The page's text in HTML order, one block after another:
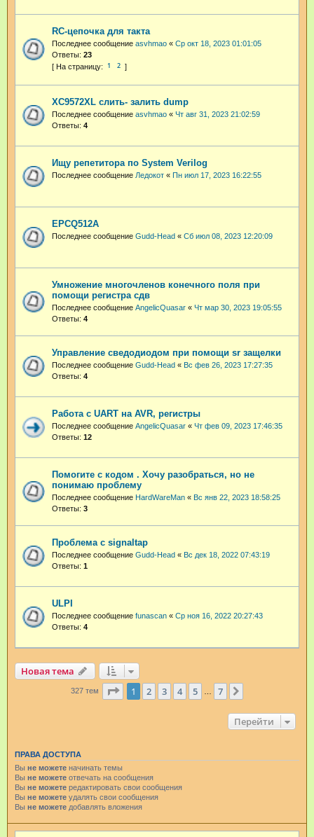
RC-цепочка для такта
Последнее сообщение asvhmao « Ср окт 18, 2023 01:01:05
Ответы: 23
1 2
XC9572XL слить- залить dump
Последнее сообщение asvhmao « Чт авг 31, 2023 21:02:59
Ответы: 4
Ищу репетитора по System Verilog
Последнее сообщение Ледокот « Пн июл 17, 2023 16:22:55
EPCQ512A
Последнее сообщение Gudd-Head « Сб июл 08, 2023 12:20:09
Умножение многочленов конечного поля при
помощи регистра сдв
Последнее сообщение AngelicQuasar « Чт мар 30, 2023 19:05:55
Ответы: 4
Управление сведодиодом при помощи sr защелки
Последнее сообщение Gudd-Head « Вс фев 26, 2023 17:27:35
Ответы: 4
Работа с UART на AVR, регистры
Последнее сообщение AngelicQuasar « Чт фев 09, 2023 17:46:35
Ответы: 12
Помогите с кодом . Хочу разобраться, но не
понимаю проблему
Последнее сообщение HardWareMan « Вс янв 22, 2023 18:58:25
Ответы: 3
Проблема с signaltap
Последнее сообщение Gudd-Head « Вс дек 18, 2022 07:43:19
Ответы: 1
ULPI
Последнее сообщение funascan « Ср ноя 16, 2022 20:27:43
Ответы: 4
Новая тема
327 тем Страница из
1 2 3 4 5 7
Перейти
ПРАВА ДОСТУПА
Вы не можете начинать темы
Вы не можете отвечать на сообщения
Вы не можете редактировать свои сообщения
Вы не можете удалять свои сообщения
Вы не можете добавлять вложения